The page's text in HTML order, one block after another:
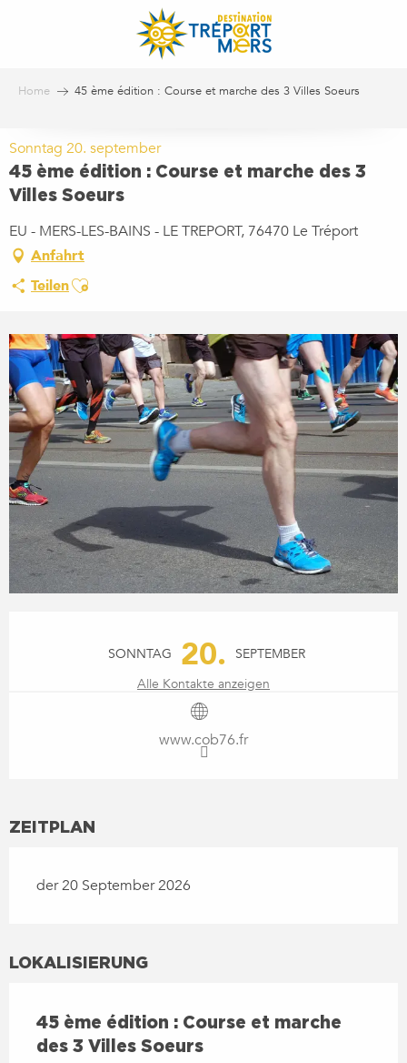
Home 45 ème édition : Course et marche des 3 Villes Soeurs
Sonntag 20. september
45 ème édition : Course et marche des 3
Villes Soeurs
EU - MERS-LES-BAINS - LE TREPORT, 76470 Le Tréport
Anfahrt
TeilenAjouter aux favoris
SONNTAG 20.
SEPTEMBER
Alle Kontakte anzeigen
www.cob76.fr
ZEITPLAN
der 20 September 2026
LOKALISIERUNG
45 ème édition : Course et marche
des 3 Villes Soeurs